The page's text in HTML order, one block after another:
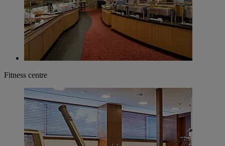
Fitness centre